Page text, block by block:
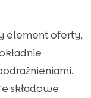
element oferty,
składowe